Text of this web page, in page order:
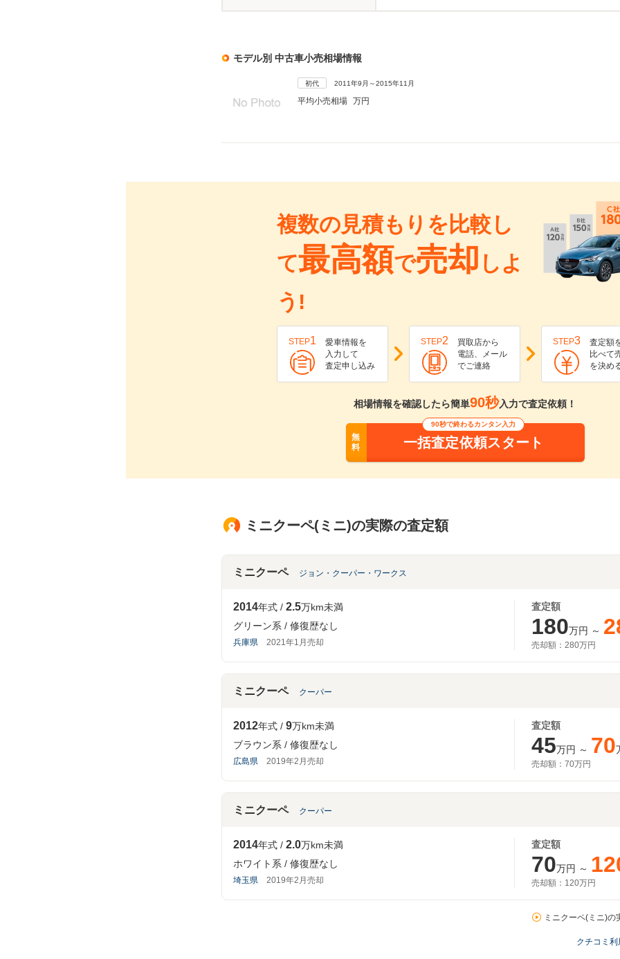
モデル別 中古車小売相場情報
初代 2011年9月～2015年11月
平均小売相場 万円
複数の見積もりを比較し
て最高額で売却 しよ
う!
STEP1
愛車情報を
入力して
査定申し込み
STEP2
買取店から
電話、メール
でご連絡
STEP3
査定額
比べて
を決め
相場情報を確認したら簡単90秒入力で査定依頼！
無
料
90秒で終わるカンタン入力
一括査定依頼スタート
ミニクーペ(ミニ)の実際の査定額
ミニクーペ ジョン・クーパー・ワークス
2014年式 2.5万km未満
グリーン系
修復歴なし
兵庫県 2021年1月売却
査定額
180万円 ～
売却額： 280万円
ミニクーペ クーパー
2012年式 9万km未満
ブラウン系
修復歴なし
広島県 2019年2月売却
査定額
45万円 ～ 70
売却額： 70万円
ミニクーペ クーパー
2014年式 2.0万km未満
ホワイト系
修復歴なし
埼玉県 2019年2月売却
査定額
70万円 ～
売却額： 120万円
ミニクーペ(ミニ)の
クチコミ